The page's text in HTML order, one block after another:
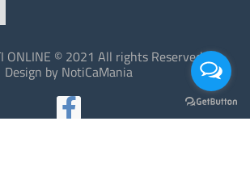
ONLINE © 2021 All rights Reserved.
Design by NotiCaMania